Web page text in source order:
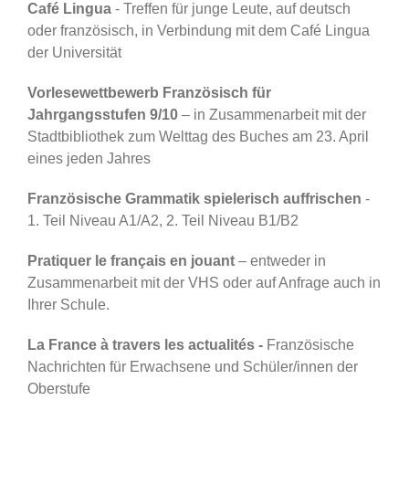
Café Lingua- Treffen für junge Leute, auf deutsch
oder französisch, in Verbindung mit dem Café Lingua
der Universität
Vorlesewettbewerb Französisch für
Jahrgangsstufen 9/10– in Zusammenarbeit mit der
Stadtbibliothek zum Welttag des Buches am 23. April
eines jeden Jahres
Französische Grammatik spielerisch auffrischen -
1. Teil Niveau A1/A2, 2. Teil Niveau B1/B2
Pratiquer le français en jouant– entweder in
Zusammenarbeit mit der VHS oder auf Anfrage auch in
Ihrer Schule.
La France à travers les actualités -Französische
Nachrichten für Erwachsene und Schüler/innen der
Oberstufe